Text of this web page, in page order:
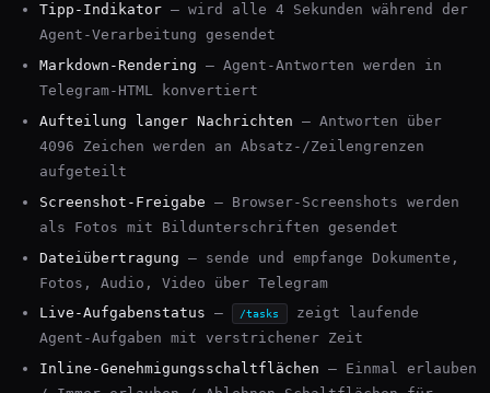
Tipp-Indikator — wird alle 4 Sekunden während der
Agent-Verarbeitung gesendet
Markdown-Rendering — Agent-Antworten werden in
Telegram-HTML konvertiert
Aufteilung langer Nachrichten — Antworten über
4096 Zeichen werden an Absatz-/Zeilengrenzen
aufgeteilt
Screenshot-Freigabe — Browser-Screenshots werden
als Fotos mit Bildunterschriften gesendet
Dateiübertragung — sende und empfange Dokumente,
Fotos, Audio, Video über Telegram
Live-Aufgabenstatus — /tasks
zeigt laufende
Agent-Aufgaben mit verstrichener Zeit
Inline-Genehmigungsschaltflächen — Einmal erlauben